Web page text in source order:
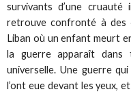
survivants d’une cruauté
retrouve confronté à des
Liban où un enfant meurt
la guerre apparaît dans
universelle. Une guerre
l’ont eue devant les yeux,